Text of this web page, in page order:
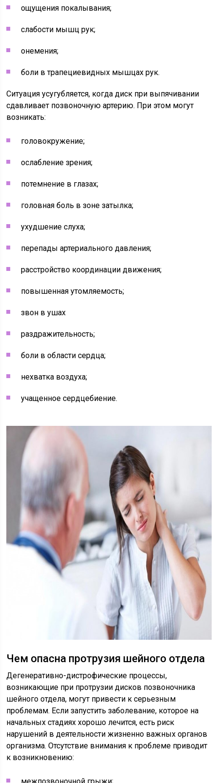
ощущения покалывания;
слабости мышц рук;
онемения;
боли в трапециевидных мышцах рук.
Ситуация усугубляется, когда диск при выпячивании
сдавливает позвоночную артерию. При этом могут
возникать:
головокружение;
ослабление зрения;
потемнение в глазах;
головная боль в зоне затылка;
ухудшение слуха;
перепады артериального давления;
расстройство координации движения;
повышенная утомляемость;
звон в ушах
раздражительность;
боли в области сердца;
нехватка воздуха;
учащенное сердцебиение.
Чем опасна протрузия шейного отдела
Дегенеративно-дистрофические процессы,
возникающие при протрузии дисков позвоночника
шейного отдела, могут привести к серьезным
проблемам. Если запустить заболевание, которое на
начальных стадиях хорошо лечится, есть риск
нарушений в деятельности жизненно важных органов
организма. Отсутствие внимания к проблеме приводит
к возникновению: